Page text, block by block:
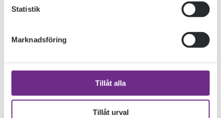
Statistik
Marknadsföring
Tillåt alla
Tillåt urval
« TIDIGARE INLÄGG